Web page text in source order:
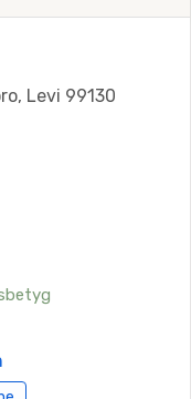
Levi 99130